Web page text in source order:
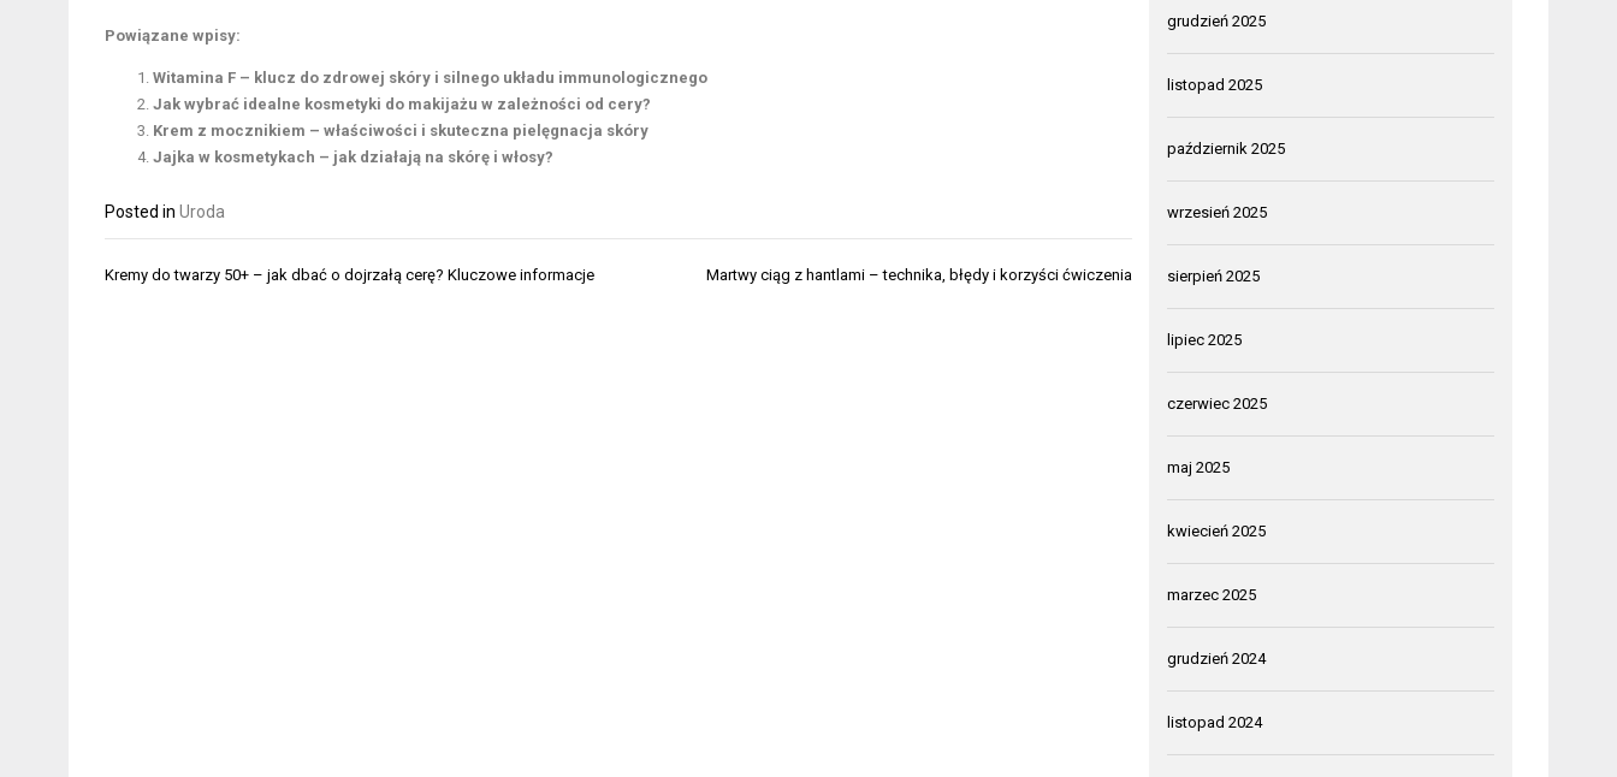
Powiązane wpisy:
Witamina F – klucz do zdrowej skóry i silnego układu immunologicznego
Jak wybrać idealne kosmetyki do makijażu w zależności od cery?
Krem z mocznikiem – właściwości i skuteczna pielęgnacja skóry
Jajka w kosmetykach – jak działają na skórę i włosy?
Posted in Uroda
Nawigacja
Kremy do twarzy 50+ – jak dbać o dojrzałą cerę? Kluczowe informacje Martwy ciąg z hantlami – technika, błędy i korzyści ćwiczenia
grudzień 2025
listopad 2025
październik 2025
wrzesień 2025
sierpień 2025
lipiec 2025
czerwiec 2025
maj 2025
kwiecień 2025
marzec 2025
grudzień 2024
listopad 2024